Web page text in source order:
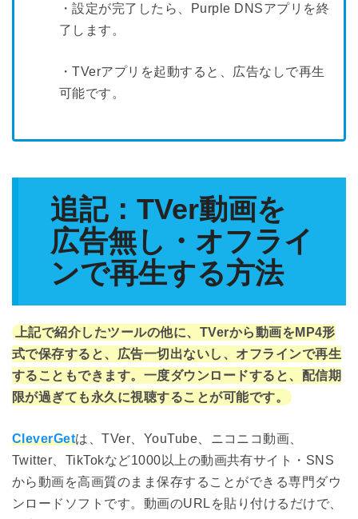
・設定が完了したら、Purple DNSアプリを終
了します。
・TVerアプリを起動すると、広告なしで再生
可能です。
追記：TVer動画を
広告無し・オフライ
ンで再生する方法
上記で紹介したツールの他に、TVerから動画をMP4形
式で保存すると、広告一切出ないし、オフラインで再生
することもできます。一度ダウンロードすると、配信期
限が過ぎても永久に視聴することが可能です。
CleverGetは、TVer、YouTube、ニコニコ動画、
Twitter、TikTokなど1000以上の動画共有サイト・SNS
から動画を高画質のまま保存することができる専門ダウ
ンロードソフトです。動画のURLを貼り付けるだけで、